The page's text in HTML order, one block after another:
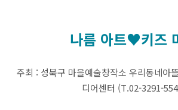
나름 아트♥키즈
주최 : 성북구 마을예술창작소 우리동네아
디어센터 (T.02-3291-